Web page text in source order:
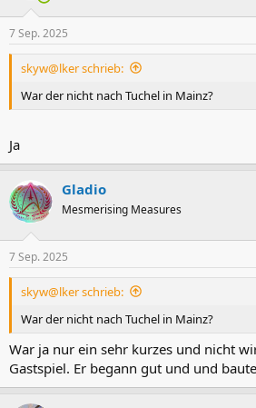
7 Sep. 2025
skyw@lker schrieb:
War der nicht nach Tuchel in Mainz?
Ja
Gladio
Mesmerising Measures
7 Sep. 2025
skyw@lker schrieb:
War der nicht nach Tuchel in Mainz?
War ja nur ein sehr kurzes und nicht
Gastspiel. Er begann gut und und